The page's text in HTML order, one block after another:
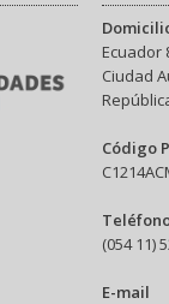
Ecuador
Ciudad
Código
(054 11)
E-mail